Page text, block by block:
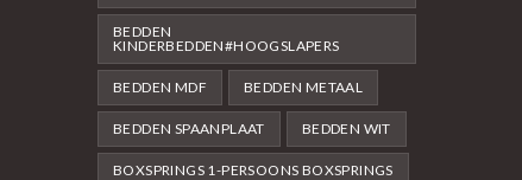
BEDDEN
KINDERBEDDEN#HOOGSLAPERS
BEDDEN MDF BEDDEN METAAL
BEDDEN SPAANPLAAT BEDDEN WIT
BOXSPRINGS 1-PERSOONS BOXSPRINGS